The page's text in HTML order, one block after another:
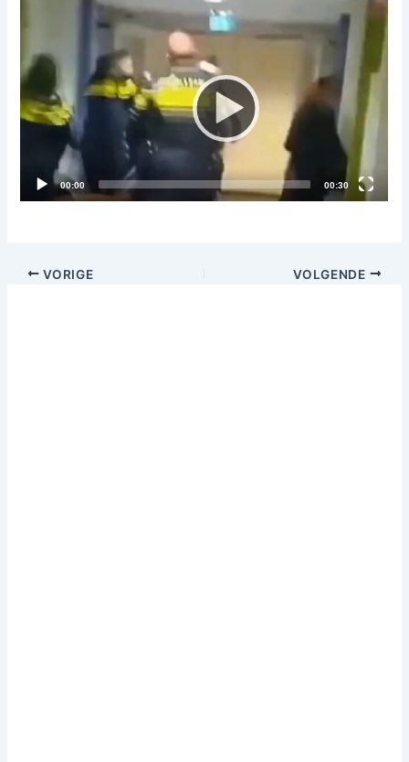
Current
time
00:00
Total
duration
00:30
VORIGE VOLGENDE